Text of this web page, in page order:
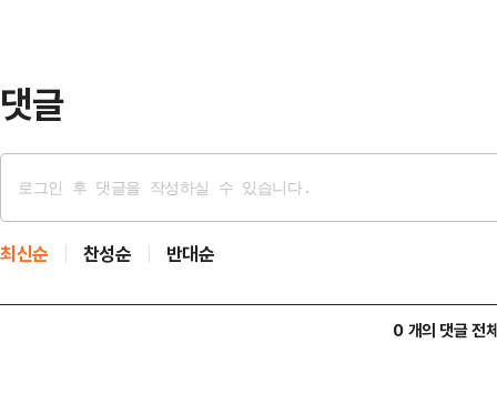
댓글
최신순 찬성순 반대순
0 개의 댓글 전